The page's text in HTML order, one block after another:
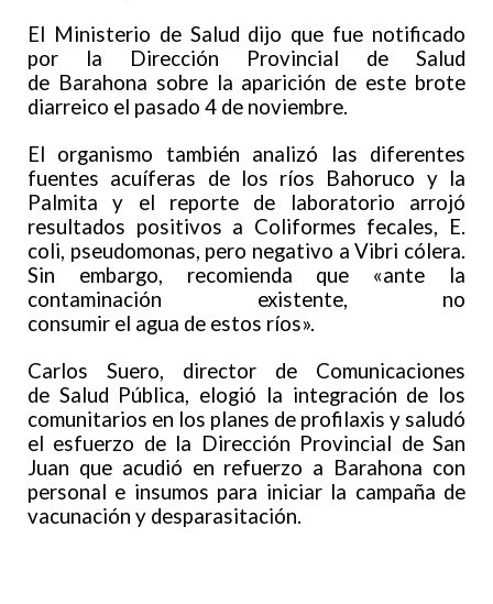
El Ministerio de Salud dijo que fue notificado
por la Dirección Provincial de Salud
de Barahona sobre la aparición de este brote
diarreico el pasado 4 de noviembre.
El organismo también analizó las diferentes
fuentes acuíferas de los ríos Bahoruco y la
Palmita y el reporte de laboratorio arrojó
resultados positivos a Coliformes fecales, E.
coli, pseudomonas, pero negativo a Vibri cólera.
Sin embargo, recomienda que «ante la
contaminación existente, no
consumir el agua de estos ríos».
Carlos Suero, director de Comunicaciones
de Salud Pública, elogió la integración de los
comunitarios en los planes de profilaxis y saludó
el esfuerzo de la Dirección Provincial de San
Juan que acudió en refuerzo a Barahona con
personal e insumos para iniciar la campaña de
vacunación y desparasitación.